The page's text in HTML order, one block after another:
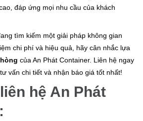
đáp ứng mọi nhu cầu của khách
tìm kiếm một giải pháp không gian
chi phí và hiệu quả, hãy cân nhắc lựa
của An Phát Container. Liên hệ ngay
vấn chi tiết và nhận báo giá tốt nhất!
hệ An Phát